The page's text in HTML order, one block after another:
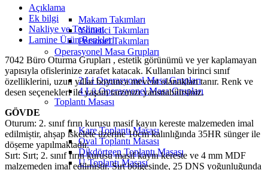
Makam Takımları
Yönetici Takımları
Personel Takımları
Operasyonel Masa Grupları
2 Li Operasyonel Masa Grupları
4 Lü Operasyonel Masa Grupları
Toplantı Masası
Kare Toplantı Masası
Oval Toplantı Masası
Dikdörtgen Toplantı Masası
U Toplantı Masası
Açıklama
Ek bilgi
Nakliye ve Teslimat
Lamine Ürün Renkleri
7042 Büro Oturma Grupları , estetik görünümü ve yer kaplamayan
yapısıyla ofislerinize zarafet katacak. Kullanılan birinci sınıf
özelliklerini, uzun yıllar boyunca mevcut olanakları tanır. Renk ve
desen seçenekleri ile yaşam tarzınızı yansıtabilirsiniz.
GÖVDE
Oturum: 2. sınıf fırın kurusu masif kayın kereste malzemeden imal
edilmiștir, ahșap iskelete üzerine 10cm kalınlığında 35HR sünger ile
döșeme yapılmaktadır.
Sırt: Sırt; 2. sınıf fırın kurusu masif kayın kereste ve 4 mm MDF
malzemeden imal edilmiștir. Sırt bölgesinde, 25 DNS yoğunluğunda